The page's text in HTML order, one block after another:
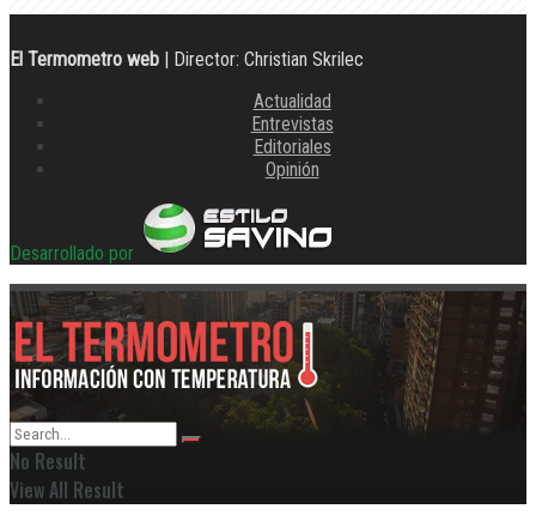
El Termometro web | Director: Christian Skrilec
Actualidad
Entrevistas
Editoriales
Opinión
Desarrollado por
No Result
View All Result